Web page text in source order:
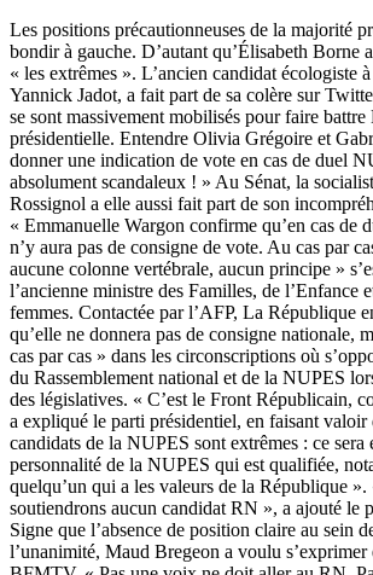
Les positions précautionneuses de la majorité
bondir à gauche. D’autant qu’Élisabeth Borne
« les extrêmes ». L’ancien candidat écologiste
Yannick Jadot, a fait part de sa colère sur
se sont massivement mobilisés pour faire battre
présidentielle. Entendre Olivia Grégoire et
donner une indication de vote en cas de duel
absolument scandaleux ! » Au Sénat, la
Rossignol a elle aussi fait part de son
« Emmanuelle Wargon confirme qu’en cas de
n’y aura pas de consigne de vote. Au cas par
aucune colonne vertébrale, aucun principe »
l’ancienne ministre des Familles, de l’Enfance
femmes. Contactée par l’AFP, La République
qu’elle ne donnera pas de consigne nationale,
cas par cas » dans les circonscriptions où
du Rassemblement national et de la NUPES
des législatives. « C’est le Front Républicain,
a expliqué le parti présidentiel, en faisant valoir
candidats de la NUPES sont extrêmes : ce sera
personnalité de la NUPES qui est qualifiée,
quelqu’un qui a les valeurs de la République
soutiendrons aucun candidat RN », a ajouté le
Signe que l’absence de position claire au sein
l’unanimité, Maud Bregeon a voulu s’exprimer